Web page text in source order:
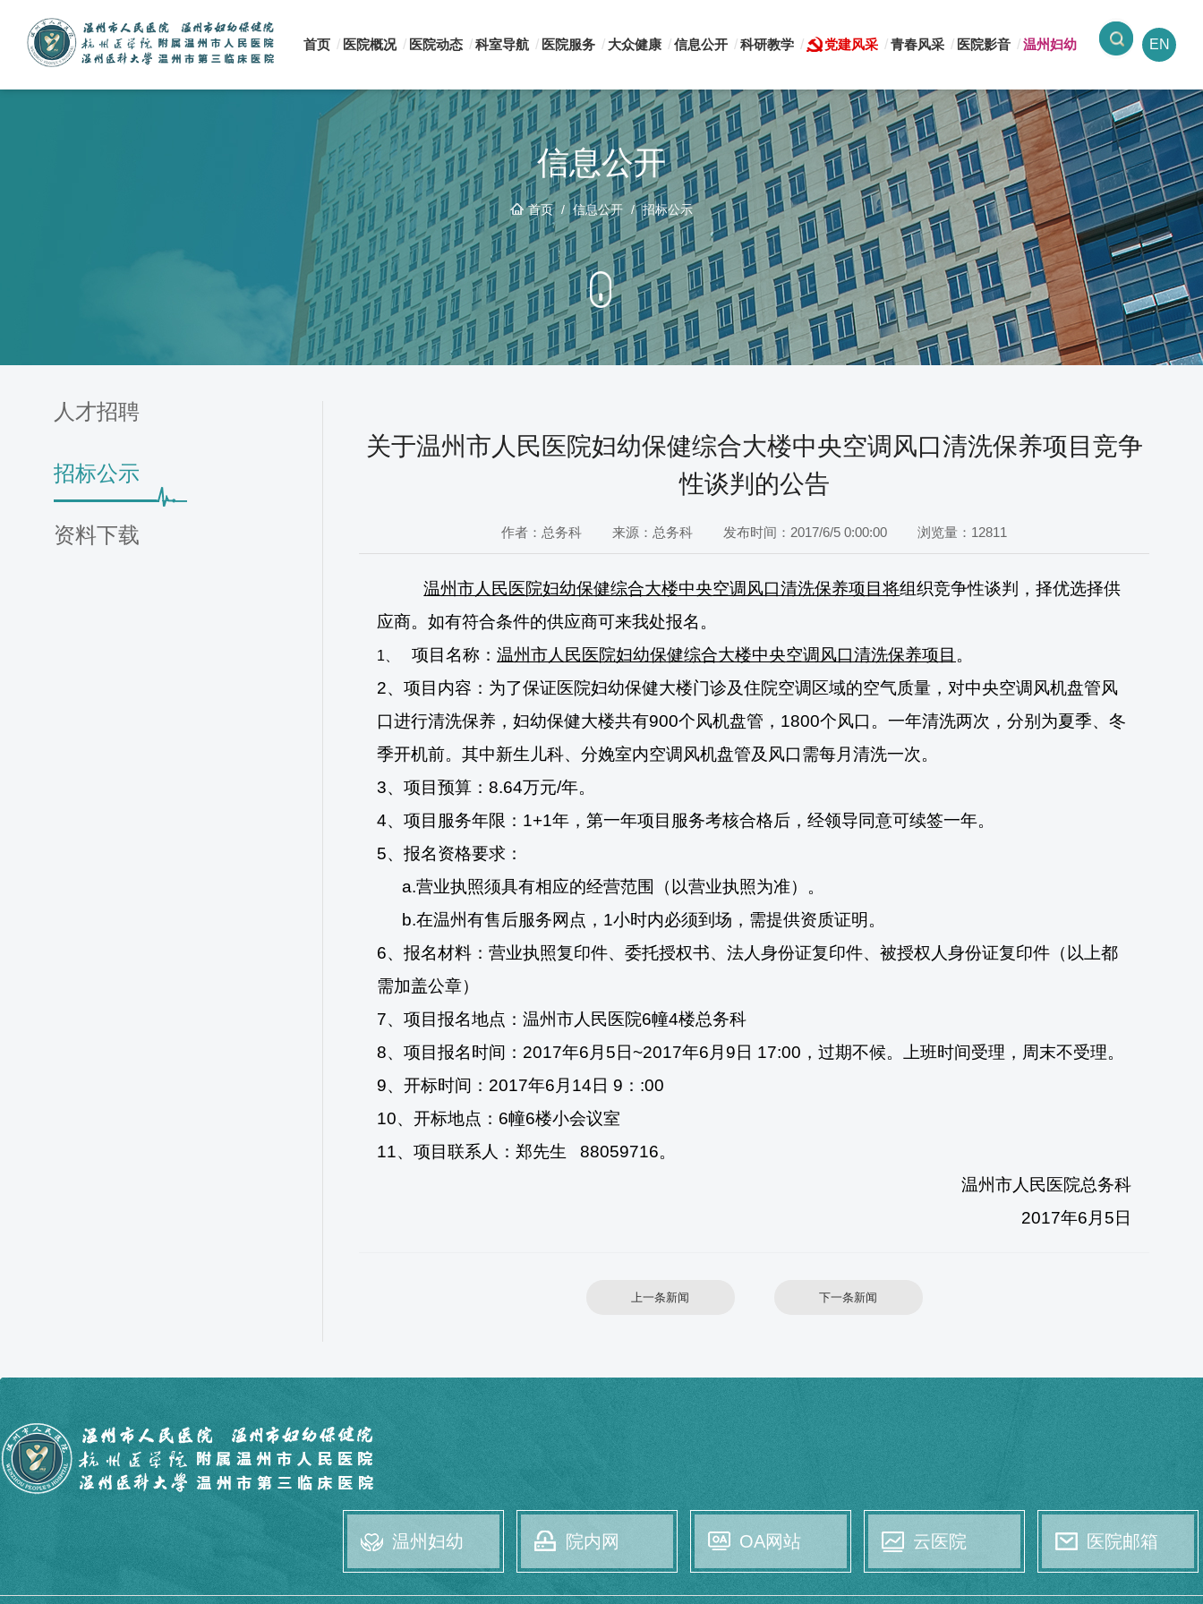
首页 医院概况 医院动态 科室导航 医院服务 大众健康 信息公开 科研教学 党建风采 青春风采 医院影音 温州妇幼 EN
信息公开
首页 / 信息公开 / 招标公示
人才招聘
招标公示
资料下载
关于温州市人民医院妇幼保健综合大楼中央空调风口清洗保养项目竞争
性谈判的公告
作者：总务科 来源：总务科 发布时间：2017/6/5 0:00:00 浏览量：12811
温州市人民医院妇幼保健综合大楼中央空调风口清洗保养项目将组织竞争性谈判，择优选择供
应商。如有符合条件的供应商可来我处报名。
1、 项目名称： 温州市人民医院妇幼保健综合大楼中央空调风口清洗保养项目 。
2、项目内容： 为了保证医院妇幼保健大楼门诊及住院空调区域的空气质量，对中央空调风机盘管风
口进行清洗保养，妇幼保健大楼共有900个风机盘管， 1800个风口 。一年清洗两次，分别为夏季、冬
季开机前。其中新生儿科、分娩室内空调风机盘管及风口需每月清洗一次。
3、项目预算： 8.64万元/年。
4、项目服务年限： 1+1年，第一年项目服务考核合格后，经领导同意可续签一年。
5、报名资格要求：
a.营业执照须具有相应的经营范围（以营业执照为准）。
b.在温州有售后服务网点， 1小时内必须到场，需提供资质证明。
6、报名材料：营业执照复印件、委托授权书、法人身份证复印件、被授权人身份证复印件（以上都
需加盖公章）
7、项目报名地点：温州市人民医院6幢4楼总务科
8、项目报名时间： 2017年6 月 5 日~2017年6 月 9 日 17:00 ，过期不候。上班时间受理，周末不受理。
9、开标时间： 2017年6 月 14 日 9 ： :00
10、开标地点： 6幢6楼小会议室
11、项目联系人：郑先生 88059716。
温州市人民医院总务科
2017年6 月 5 日
上一条新闻 下一条新闻
温州妇幼 院内网 OA网站 云医院 医院邮箱